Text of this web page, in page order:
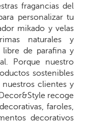
fragancias del
personalizar tu
mikado y velas
naturales y
libre de parafina y
Porque nuestro
sostenibles
clientes y
recoge
faroles,
decorativos